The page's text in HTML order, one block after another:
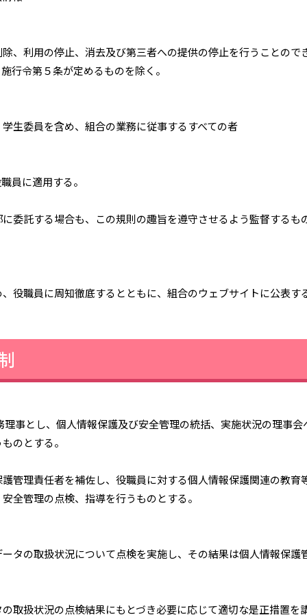
、利用の停止、消去及び第三者への提供の停止を行うことので
行令第５条が定めるものを除く。
生委員を含め、組合の業務に従事するすべての者
員に適用する。
委託する場合も、この規則の趣旨を遵守させるよう監督するも
役職員に周知徹底するとともに、組合のウェブサイトに公表す
事とし、個人情報保護及び安全管理の統括、実施状況の理事会
のとする。
管理責任者を補佐し、役職員に対する個人情報保護関連の教育
全管理の点検、指導を行うものとする。
タの取扱状況について点検を実施し、その結果は個人情報保護
取扱状況の点検結果にもとづき必要に応じて適切な是正措置を